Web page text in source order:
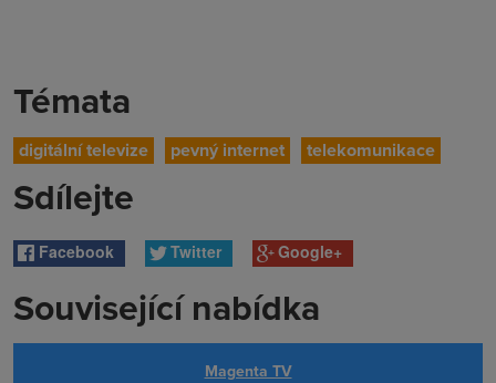
Témata
digitální televize pevný internet telekomunikace
Sdílejte
Facebook Twitter Google+
Související nabídka
Magenta TV